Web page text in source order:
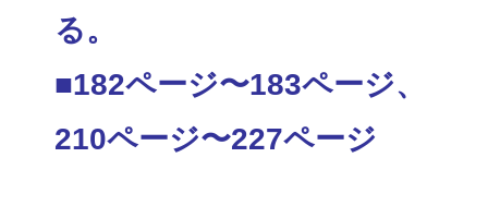
る。
■182ページ〜183ページ、
210ページ〜227ページ